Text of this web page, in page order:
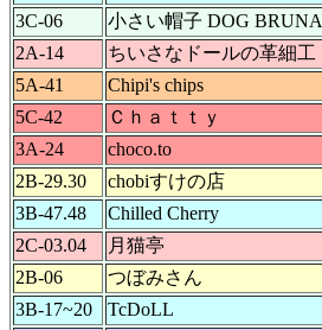
3C-06 小さい帽子 DOG BRUNA
2A-14
ちいさなドールの革細工
5A-41
Chipi's chips
5C-42
Ｃｈａｔｔｙ
3A-24
choco.to
2B-29.30
chobiすけの店
3B-47.48
Chilled Cherry
2C-03.04
月猫亭
2B-06
つぼみさん
3B-17~20
TcDoLL